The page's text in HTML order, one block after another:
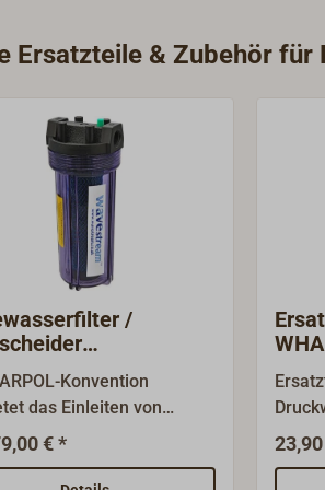
Ersatzteile & Zubehör für
/
Konvention
das Einleiten von
Abwässern ins Meer.
Filter entzieht dem
€ *